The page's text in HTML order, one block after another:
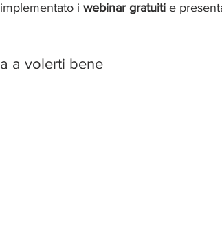
i webinar gratuiti e
a volerti bene